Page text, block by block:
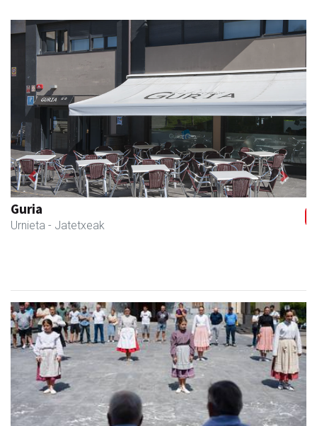
Urnietako Udala
Urnieta - Udaletxeak
Previous Next